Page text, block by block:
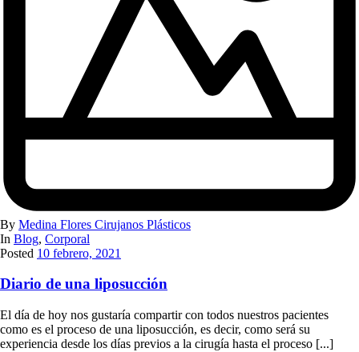
By Medina Flores Cirujanos Plásticos
In Blog, Corporal
Posted 10 febrero, 2021
Diario de una liposucción
El día de hoy nos gustaría compartir con todos nuestros pacientes
como es el proceso de una liposucción, es decir, como será su
experiencia desde los días previos a la cirugía hasta el proceso [...]